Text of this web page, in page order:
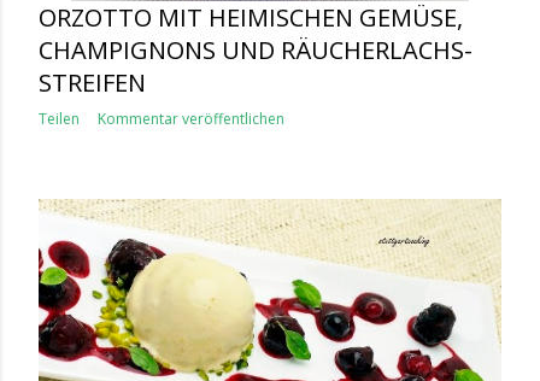
ORZOTTO MIT HEIMISCHEN GEMÜSE,
CHAMPIGNONS UND RÄUCHERLACHS-
STREIFEN
Teilen Kommentar veröffentlichen